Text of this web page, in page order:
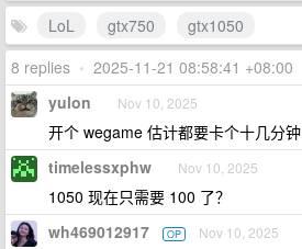
LoL
gtx750
gtx1050
8 replies • 2025-11-21 08:58:41 +08:00
yulon Nov 10, 2025
开个 wegame 估计都要卡个十几分钟
timelessxphw Nov 10, 2025
1050 现在只需要 100 了？
wh469012917 OP Nov 10, 2025